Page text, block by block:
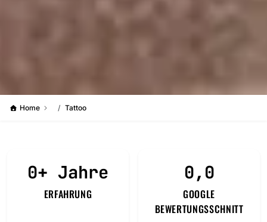
Home Tattoo
0+ Jahre
ERFAHRUNG
0,0
GOOGLE
BEWERTUNGSSCHNITT